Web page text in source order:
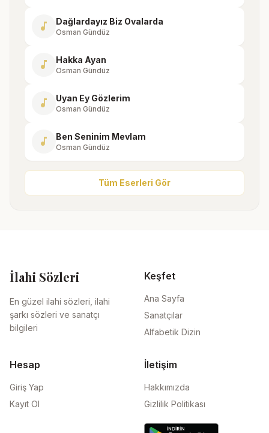
music_note Dağlardayız Biz Ovalarda
Osman Gündüz
music_note Hakka Ayan
Osman Gündüz
music_note Uyan Ey Gözlerim
Osman Gündüz
music_note Ben Seninim Mevlam
Osman Gündüz
Tüm Eserleri Gör
İlahi Sözleri
En güzel ilahi sözleri, ilahi
şarkı sözleri ve sanatçı
bilgileri
Keşfet
Ana Sayfa
Sanatçılar
Alfabetik Dizin
Hesap
Giriş Yap
Kayıt Ol
İletişim
Hakkımızda
Gizlilik Politikası